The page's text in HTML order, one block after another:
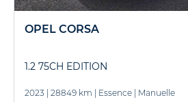
OPEL CORSA
1.2 75CH EDITION
2023 28849 km Essence Manuelle